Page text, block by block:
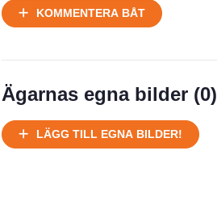
KOMMENTERA BÅT
Ägarnas egna bilder (0)
LÄGG TILL EGNA BILDER!